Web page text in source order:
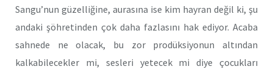
Sangu’nun güzelliğine, aurasına ise kim hayran değil ki, şu
andaki şöhretinden çok daha fazlasını hak ediyor. Acaba
sahnede ne olacak, bu zor prodüksiyonun altından
kalkabilecekler mi, sesleri yetecek mi diye çocukları